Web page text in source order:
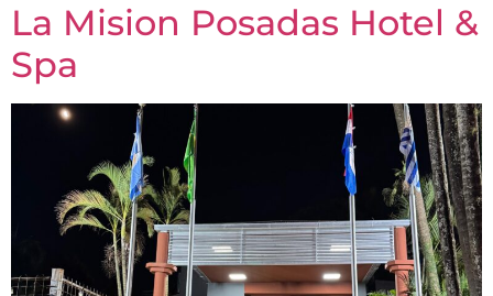
La Mision Posadas Hotel &
Spa